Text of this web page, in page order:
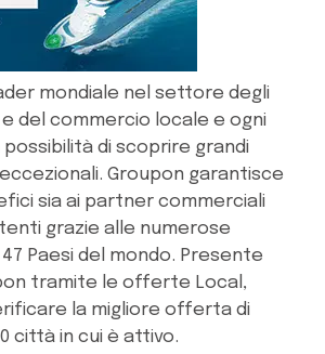
mondiale nel settore degli
del commercio locale e ogni
di scoprire grandi
Groupon garantisce
sia ai partner commerciali
grazie alle numerose
Paesi del mondo. Presente
tramite le offerte Local,
la migliore offerta di
città in cui è attivo.